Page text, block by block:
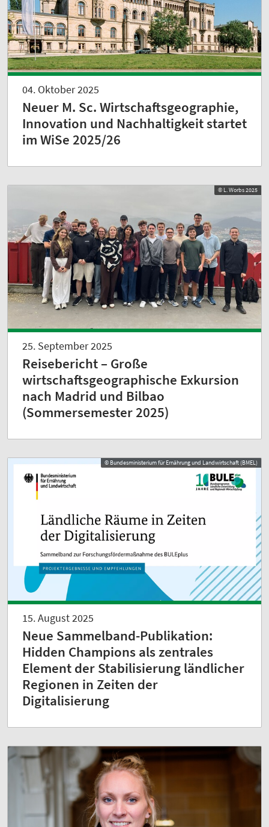
04. Oktober 2025
Neuer M. Sc. Wirtschaftsgeographie,
Innovation und Nachhaltigkeit startet
im WiSe 2025/26
© L. Worbs 2025
25. September 2025
Reisebericht – Große
wirtschaftsgeographische Exkursion
nach Madrid und Bilbao
(Sommersemester 2025)
© Bundesministerium für Ernährung und Landwirtschaft (BMEL)
15. August 2025
Neue Sammelband-Publikation:
Hidden Champions als zentrales
Element der Stabilisierung ländlicher
Regionen in Zeiten der
Digitalisierung